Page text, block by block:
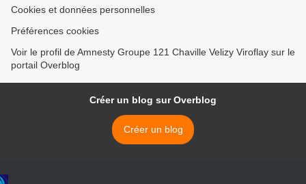
Cookies et données personnelles
Préférences cookies
Voir le profil de Amnesty Groupe 121 Chaville Velizy Viroflay sur le
portail Overblog
Créer un blog sur Overblog
Créer un blog